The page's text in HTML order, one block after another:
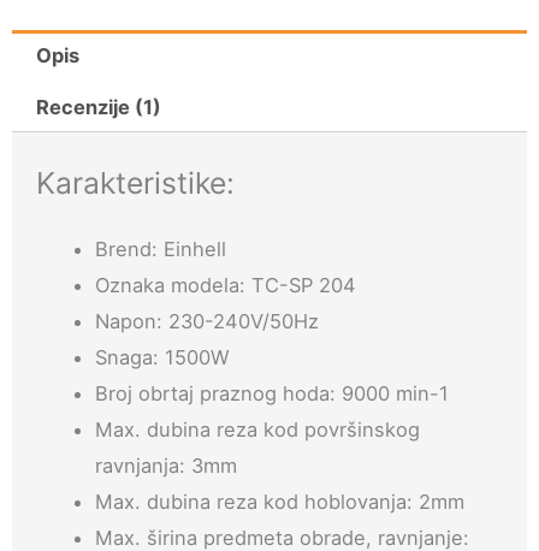
Opis
Recenzije (1)
Karakteristike:
Brend: Einhell
Oznaka modela: TC-SP 204
Napon: 230-240V/50Hz
Snaga: 1500W
Broj obrtaj praznog hoda: 9000 min-1
Max. dubina reza kod površinskog
ravnjanja: 3mm
Max. dubina reza kod hoblovanja: 2mm
Max. širina predmeta obrade, ravnjanje: